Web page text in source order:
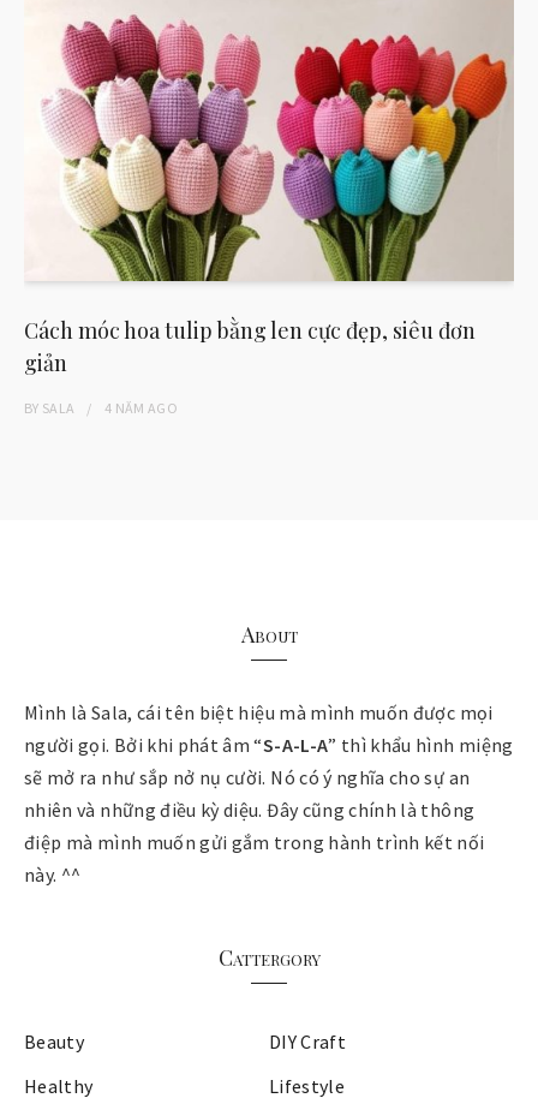
Cách móc hoa tulip bằng len cực đẹp, siêu đơn
giản
BY SALA 4 NĂM AGO
About
Mình là Sala, cái tên biệt hiệu mà mình muốn được mọi
người gọi. Bởi khi phát âm “S-A-L-A” thì khẩu hình miệng
sẽ mở ra như sắp nở nụ cười. Nó có ý nghĩa cho sự an
nhiên và những điều kỳ diệu. Đây cũng chính là thông
điệp mà mình muốn gửi gắm trong hành trình kết nối
này. ^^
Cattergory
Beauty
DIY Craft
Healthy
Lifestyle